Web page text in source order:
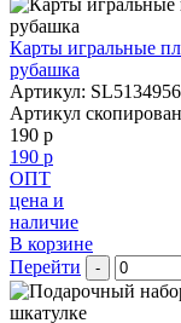
Карты игральные
рубашка
Артикул: SL5134956
Артикул скопирован
190 р
190 р
ОПТ
цена и
наличие
В корзине
Перейти
-